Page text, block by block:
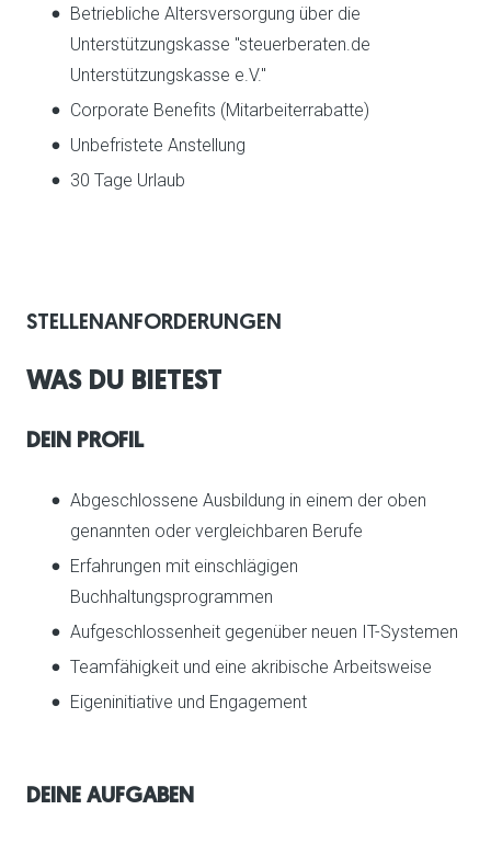
Betriebliche Altersversorgung über die
Unterstützungskasse "steuerberaten.de
Unterstützungskasse e.V."
Corporate Benefits (Mitarbeiterrabatte)
Unbefristete Anstellung
30 Tage Urlaub
STELLENANFORDERUNGEN
WAS DU BIETEST
DEIN PROFIL
Abgeschlossene Ausbildung in einem der oben
genannten oder vergleichbaren Berufe
Erfahrungen mit einschlägigen
Buchhaltungsprogrammen
Aufgeschlossenheit gegenüber neuen IT-Systemen
Teamfähigkeit und eine akribische Arbeitsweise
Eigeninitiative und Engagement
DEINE AUFGABEN